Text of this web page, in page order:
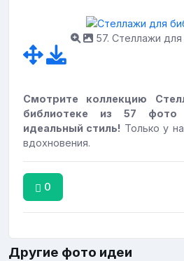
57. Стеллажи
Смотрите коллекцию
библиотеке из 57
идеальный стиль! Только у
вдохновения.
0
Другие фото идеи